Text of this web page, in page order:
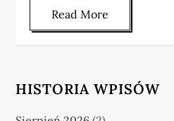
Read More
HISTORIA WPISÓW